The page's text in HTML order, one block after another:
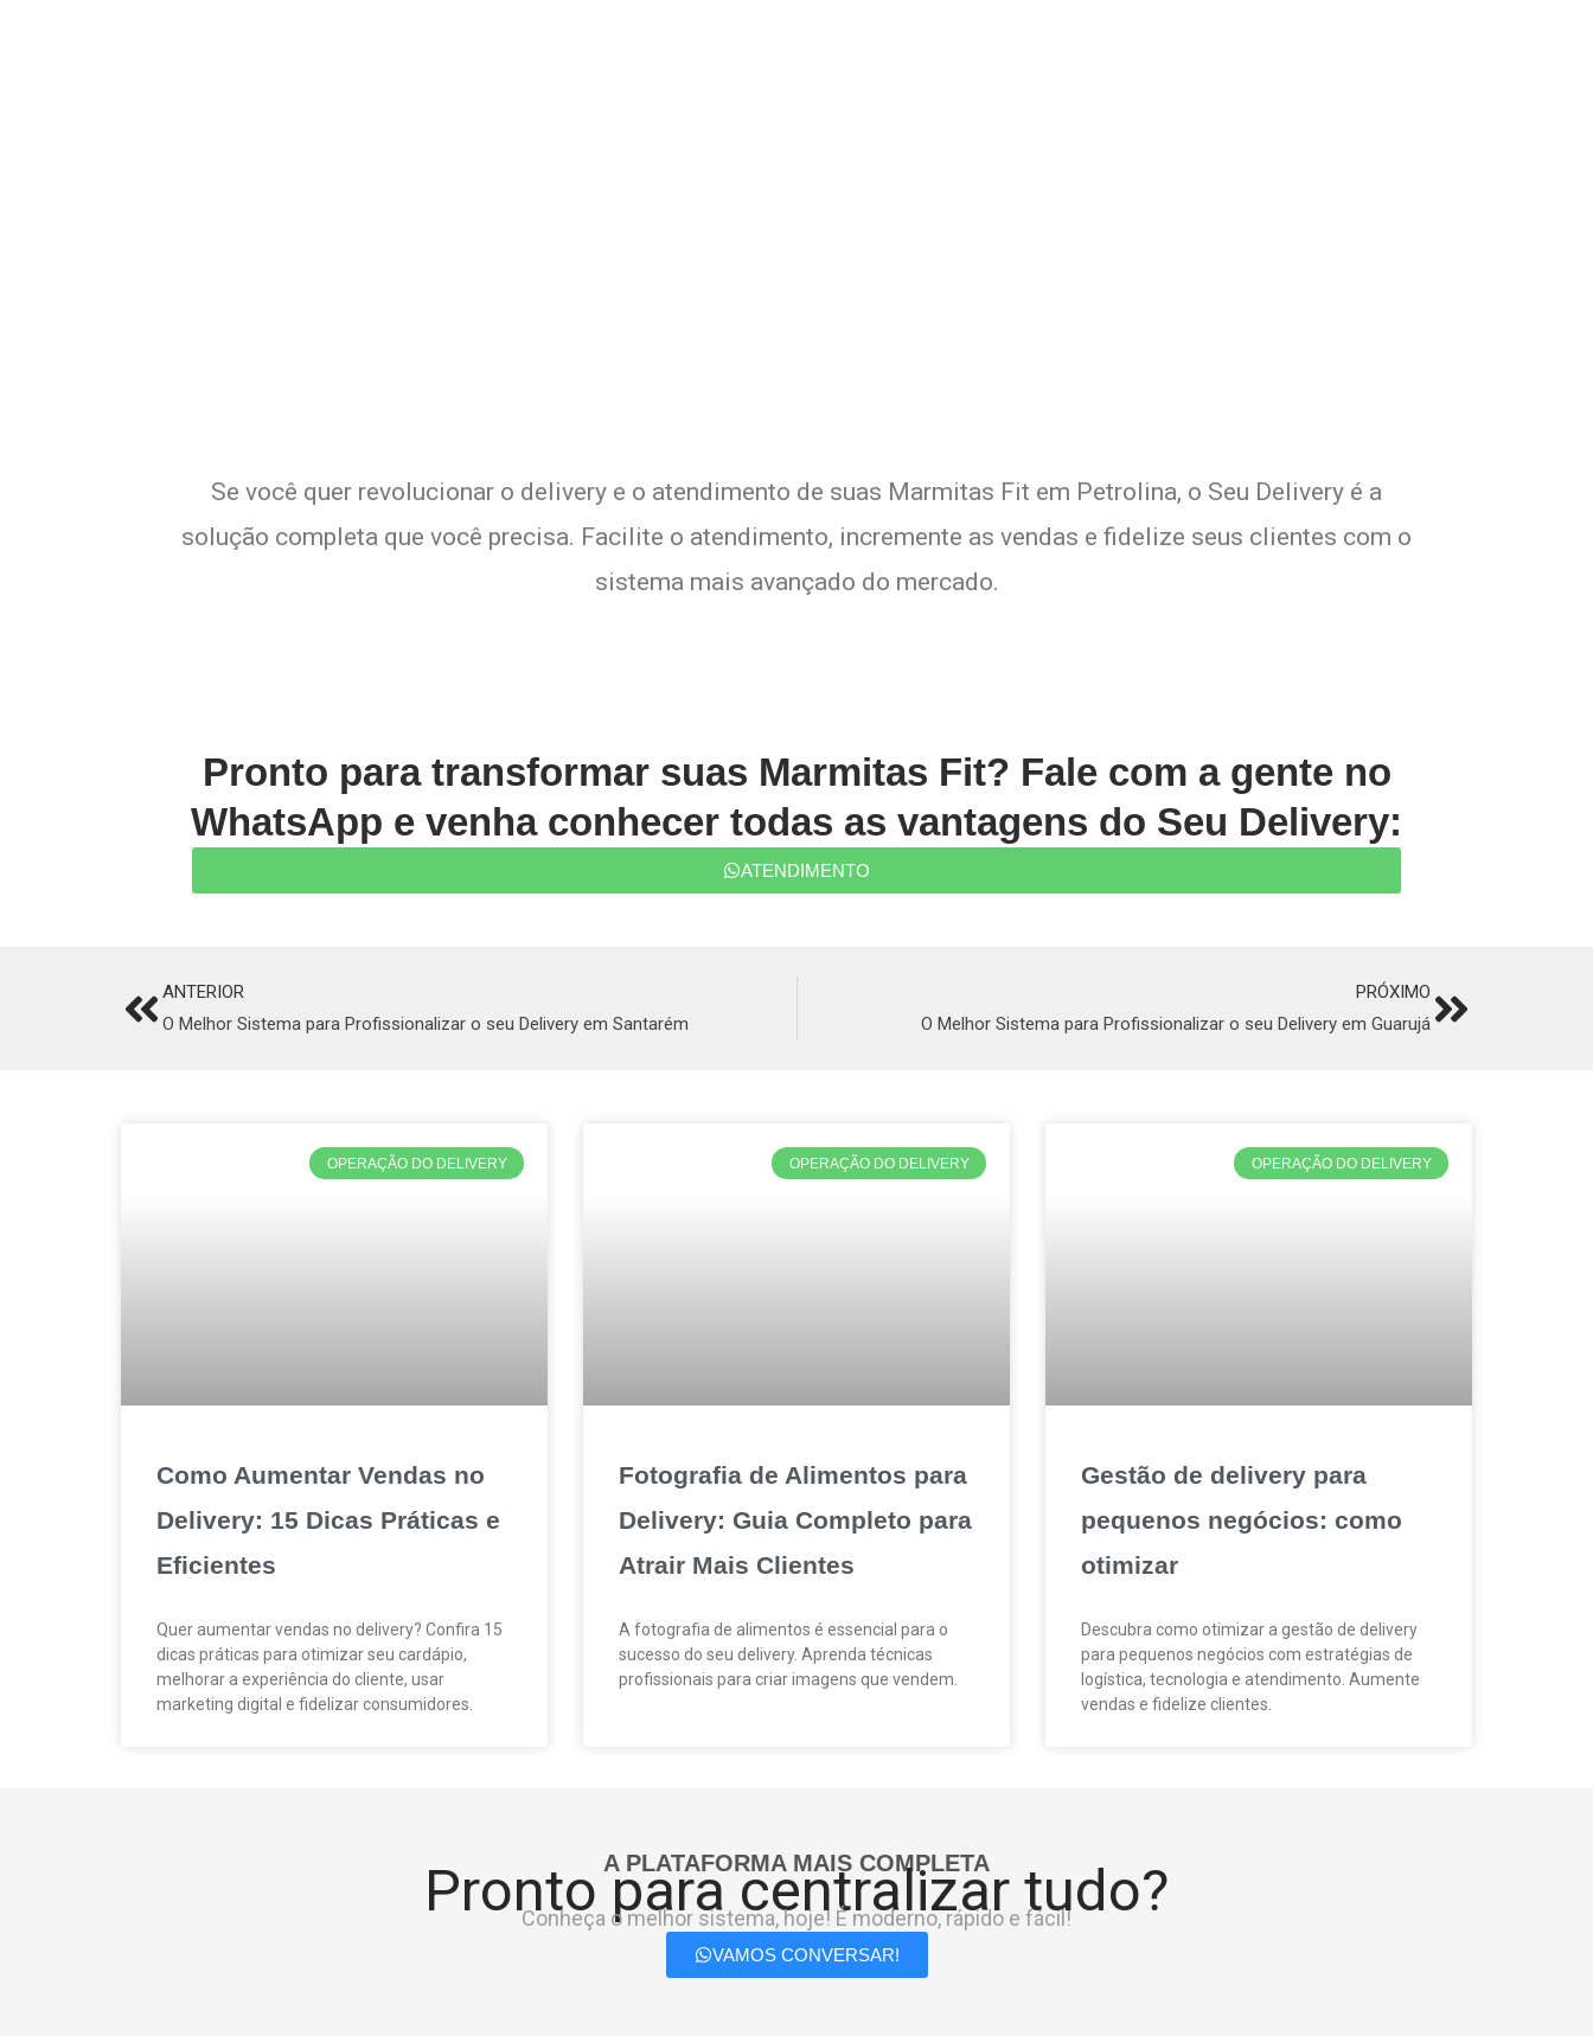
Se você quer revolucionar o delivery e o atendimento de suas Marmitas Fit em Petrolina, o Seu Delivery é a
solução completa que você precisa. Facilite o atendimento, incremente as vendas e fidelize seus clientes com o
sistema mais avançado do mercado.
Pronto para transformar suas Marmitas Fit? Fale com a gente no
WhatsApp e venha conhecer todas as vantagens do Seu Delivery:
ATENDIMENTO
PrevANTERIOR
O Melhor Sistema para Profissionalizar o seu Delivery em Santarém
PRÓXIMO
O Melhor Sistema para Profissionalizar o seu Delivery em Guarujá Next
OPERAÇÃO DO DELIVERY
Como Aumentar Vendas no
Delivery: 15 Dicas Práticas e
Eficientes
Quer aumentar vendas no delivery? Confira 15
dicas práticas para otimizar seu cardápio,
melhorar a experiência do cliente, usar
marketing digital e fidelizar consumidores.
OPERAÇÃO DO DELIVERY
Fotografia de Alimentos para
Delivery: Guia Completo para
Atrair Mais Clientes
A fotografia de alimentos é essencial para o
sucesso do seu delivery. Aprenda técnicas
profissionais para criar imagens que vendem.
OPERAÇÃO DO DELIVERY
Gestão de delivery para
pequenos negócios: como
otimizar
Descubra como otimizar a gestão de delivery
para pequenos negócios com estratégias de
logística, tecnologia e atendimento. Aumente
vendas e fidelize clientes.
A PLATAFORMA MAIS COMPLETA
Pronto para centralizar tudo?
Conheça o melhor sistema, hoje! É moderno, rápido e fácil!
VAMOS CONVERSAR!